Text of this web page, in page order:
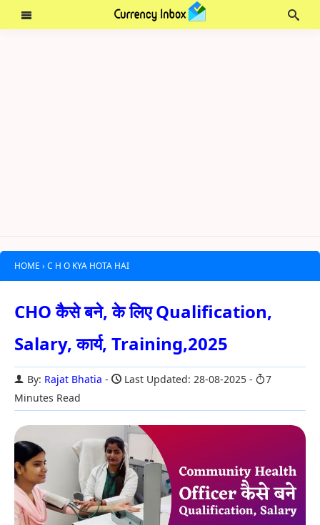
HOME › C H O KYA HOTA HAI
CHO कैसे बने, के लिए Qualification,
Salary, कार्य, Training,2025
By: Rajat Bhatia Last Updated: 28-08-2025
7
Minutes Read